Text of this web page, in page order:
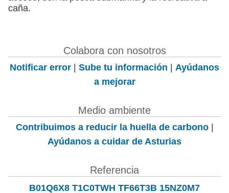
caña.
Colabora con nosotros
Notificar error | Sube tu información | Ayúdanos
a mejorar
Medio ambiente
Contribuimos a reducir la huella de carbono|
Ayúdanos a cuidar de Asturias
Referencia
B01Q6X8 T1C0TWH TF66T3B 15NZ0M7